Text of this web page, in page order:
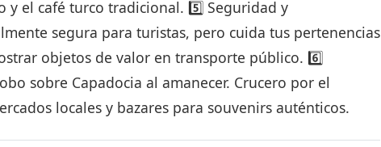
y el café turco tradicional. 5️⃣ Seguridad y
segura para turistas, pero cuida tus pertenencias
objetos de valor en transporte público. 6️⃣
sobre Capadocia al amanecer. Crucero por el
locales y bazares para souvenirs auténticos.